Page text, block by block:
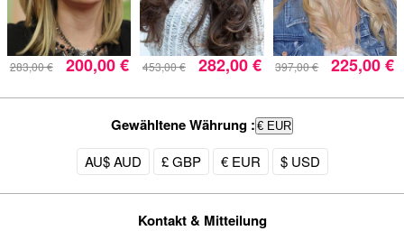
283,00 € 200,00 € 453,00 € 282,00 € 397,00 € 225,00 €
Gewähltene Währung : € EUR
AU$ AUD £ GBP € EUR $ USD
Kontakt & Mitteilung